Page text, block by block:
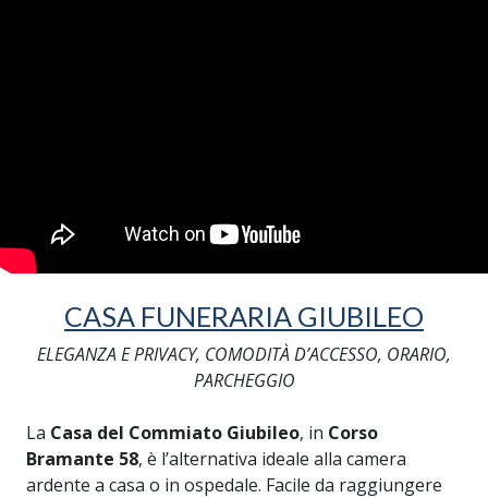
CASA FUNERARIA GIUBILEO
ELEGANZA E PRIVACY, COMODITÀ D’ACCESSO, ORARIO,
PARCHEGGIO
La Casa del Commiato Giubileo, in Corso
Bramante 58, è l’alternativa ideale alla camera
ardente a casa o in ospedale. Facile da raggiungere